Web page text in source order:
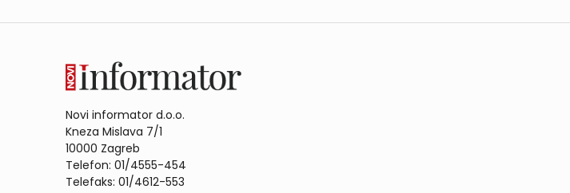
Novi informator d.o.o.
Kneza Mislava 7/1
10000 Zagreb
Telefon: 01/4555-454
Telefaks: 01/4612-553